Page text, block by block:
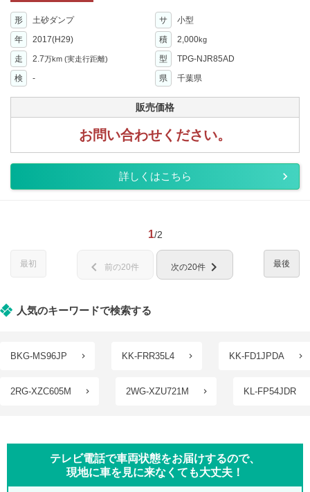
形 土砂ダンプ サ
小型
年
2017(H29) 積 2,000kg
走 2.7万km (実走行距離) 型
TPG-NJR85AD
検
- 県 千葉県
販売価格
お問い合わせください。
詳しくはこちら
1/2
最初 最後
chevron_left 前の20件 次の20件 chevron_right
人気のキーワードで検索する
BKG-MS96JP KK-FRR35L4 KK-FD1JPDA
2RG-XZC605M 2WG-XZU721M KL-FP54JDR
テレビ電話で車両状態をお届けするので、
現地に車を見に来なくても大丈夫！